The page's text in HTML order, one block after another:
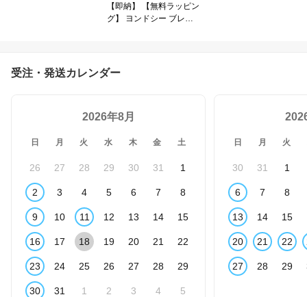
【即納】 【無料ラッピン
グ】 ヨンドシー ブレス
人気 おすすめ 誕生日 記
念日 クリスマス 送料無
受注・発送カレンダー
2026年8月
日 月 火 水 木 金 土
26 27 28 29 30 31 1
2 3 4 5 6 7 8
9 10 11 12 13 14 15
16 17 18 19 20 21 22
23 24 25 26 27 28 29
30 31 1 2 3 4 5
日 月 火
30 31 1
6 7 8
13 14 15
20 21 22
27 28 29